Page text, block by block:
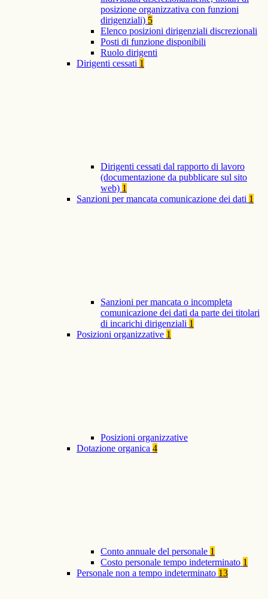
posizione organizzativa con funzioni
dirigenziali) 5
Elenco posizioni dirigenziali discrezionali
Posti di funzione disponibili
Ruolo dirigenti
Dirigenti cessati 1
Dirigenti cessati dal rapporto di lavoro
(documentazione da pubblicare sul sito
web) 1
Sanzioni per mancata comunicazione dei dati 1
Sanzioni per mancata o incompleta
comunicazione dei dati da parte dei titolari
di incarichi dirigenziali 1
Posizioni organizzative 1
Posizioni organizzative
Dotazione organica 4
Conto annuale del personale 1
Costo personale tempo indeterminato 1
Personale non a tempo indeterminato 13